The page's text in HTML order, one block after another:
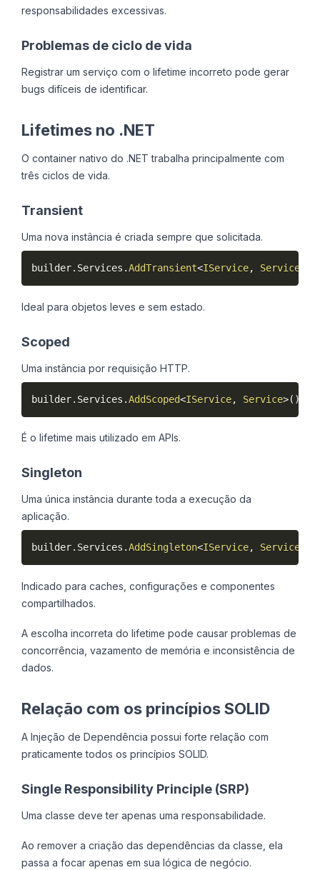
responsabilidades excessivas.
Problemas de ciclo de vida
Registrar um serviço com o lifetime incorreto pode gerar
bugs difíceis de identificar.
Lifetimes no .NET
O container nativo do .NET trabalha principalmente com
três ciclos de vida.
Transient
Uma nova instância é criada sempre que solicitada.
builder. Services .AddTransient<IService, Service
Ideal para objetos leves e sem estado.
Scoped
Uma instância por requisição HTTP.
builder. Services .AddScoped<IService, Service>( )
É o lifetime mais utilizado em APIs.
Singleton
Uma única instância durante toda a execução da
aplicação.
builder. Services .AddSingleton<IService, Service
Indicado para caches, configurações e componentes
compartilhados.
A escolha incorreta do lifetime pode causar problemas de
concorrência, vazamento de memória e inconsistência de
dados.
Relação com os princípios SOLID
A Injeção de Dependência possui forte relação com
praticamente todos os princípios SOLID.
Single Responsibility Principle (SRP)
Uma classe deve ter apenas uma responsabilidade.
Ao remover a criação das dependências da classe, ela
passa a focar apenas em sua lógica de negócio.